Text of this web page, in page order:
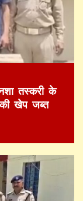
तस्करी के
की खेप जब्त